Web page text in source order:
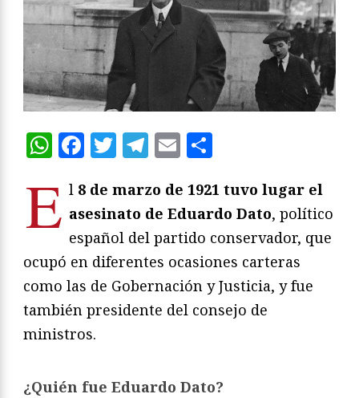
WhatsApp
Facebook
Twitter
Telegram
Email
E l 8 de marzo de 1921 tuvo lugar el
asesinato de Eduardo Dato, político
español del partido conservador, que
ocupó en diferentes ocasiones carteras
como las de Gobernación y Justicia, y fue
también presidente del consejo de
ministros.
¿Quién fue Eduardo Dato?